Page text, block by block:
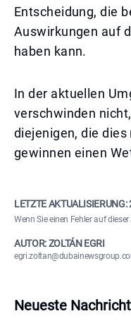
Entscheidung, die
Auswirkungen auf
haben kann.
In der aktuellen
verschwinden
diejenigen, die
gewinnen einen
LETZTE AKTUALISIERUNG:
Wenn Sie einen Fehler auf dieser
AUTOR: ZOLTÁN EGRI
Neueste